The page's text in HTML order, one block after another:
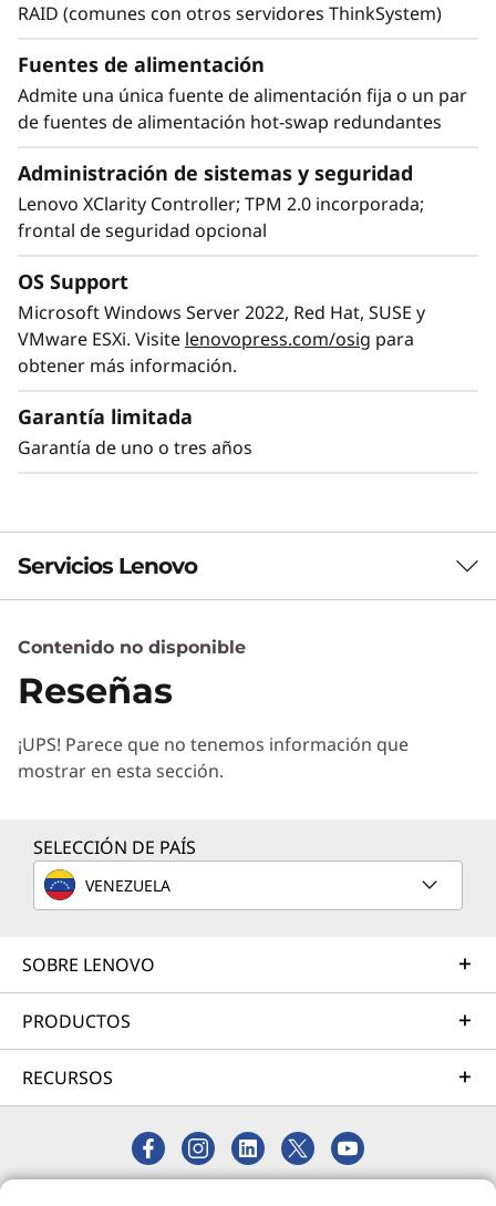
Elevada potencia y uso eficiente de la
energía
El ThinkSystem SR250 V2 ofrece rendimiento
CPUs de 95 W como máximo. Su bastidor de
profundidad reducida se adapta a los entornos
a aplicaciones perimetrales.
manejar grandes cargas de trabajo en un
espacio reducido.
RAID (comunes con otros servidores ThinkSystem)
Fuentes de alimentación
Admite una única fuente de alimentación fija o un par
de fuentes de alimentación hot-swap redundantes
Administración de sistemas y seguridad
Lenovo XClarity Controller; TPM 2.0 incorporada;
frontal de seguridad opcional
OS Support
Microsoft Windows Server 2022, Red Hat, SUSE y
VMware ESXi. Visite lenovopress.com/osig para
obtener más información.
Garantía limitada
Garantía de uno o tres años
Servicios Lenovo
Servicios de Soluciones
Diseñe la mejor estrategia para su empresa.
correcta para sus exclusivas necesidades
empresariales.
Servicios de Implementación
ayudaremos a simplificar la implementación de nuevas
Más información
Servicios de Asistencia
Proteja su inversión en TI. Nuestros expertos están
Contenido no disponible
Reseñas
¡UPS! Parece que no tenemos información que
mostrar en esta sección.
SELECCIÓN DE PAÍS
VENEZUELA
SOBRE LENOVO
PRODUCTOS
RECURSOS